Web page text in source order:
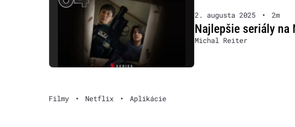
2. augusta 2025 • 2m
Najlepšie seriály
Michal Reiter
Filmy • Netflix • Aplikácie